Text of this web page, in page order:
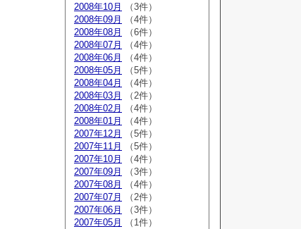
2008年10月
（3件）
2008年09月
（4件）
2008年08月
（6件）
2008年07月
（4件）
2008年06月
（4件）
2008年05月
（5件）
2008年04月
（4件）
2008年03月
（2件）
2008年02月
（4件）
2008年01月
（4件）
2007年12月
（5件）
2007年11月
（5件）
2007年10月
（4件）
2007年09月
（3件）
2007年08月
（4件）
2007年07月
（2件）
2007年06月
（3件）
2007年05月
（1件）